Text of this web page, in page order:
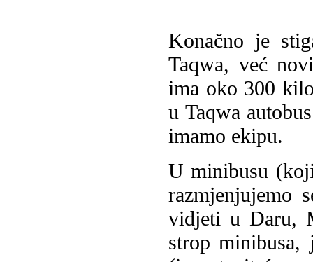
Konačno je
Taqwa, već
ima oko 300
u Taqwa
imamo ekipu.
U minibusu
razmjenjujemo
vidjeti u Daru,
strop minibusa,